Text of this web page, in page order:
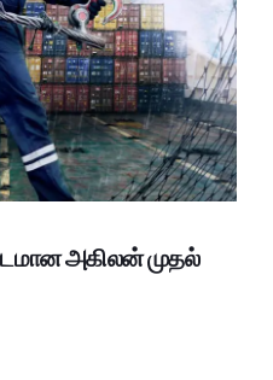
அகிலன் முதல்